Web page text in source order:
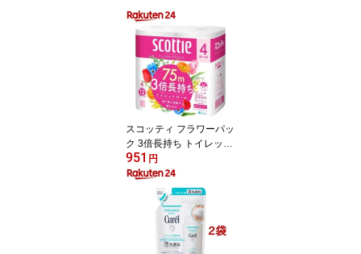
スコッティ フラワーパッ
ク 3倍長持ち トイレット
ペーパー ダブル(75m×4
ロール)【3brnd-11】【D
reg063】【x9q】【2sh2
4】【スコッティ(SCOTT
IE)】[トイレットペーパ
951 円